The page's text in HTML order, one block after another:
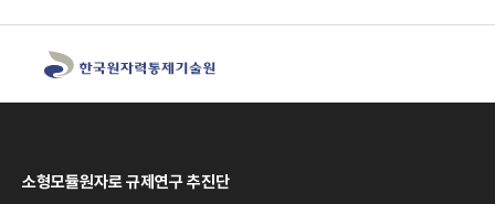
소형모듈원자로 규제연구 추진단